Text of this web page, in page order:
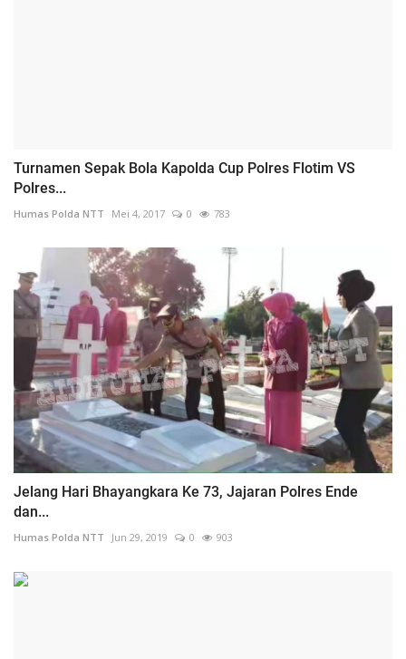
Turnamen Sepak Bola Kapolda Cup Polres Flotim VS
Polres...
Humas Polda NTT Mei 4, 2017 0 783
Jelang Hari Bhayangkara Ke 73, Jajaran Polres Ende
dan...
Humas Polda NTT Jun 29, 2019 0 903